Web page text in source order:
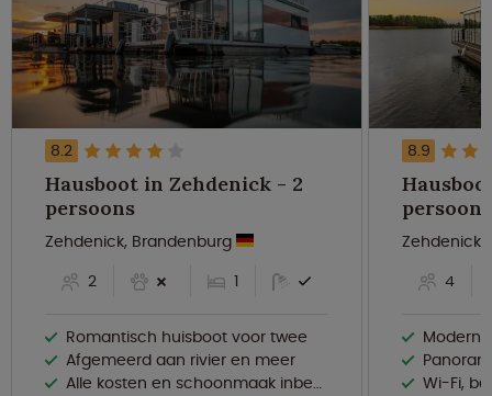
8.2
Hausboot in Zehdenick - 2
persoons
Zehdenick, Brandenburg
2
1
Romantisch huisboot voor twee
Afgemeerd aan rivier en meer
Alle kosten en schoonmaak inbegrepen
8.9
persoons
4
Modern
Wi-Fi,